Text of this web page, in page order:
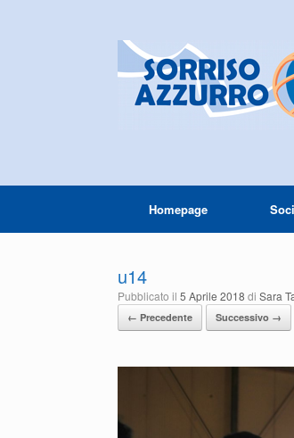
Homepage
u14
Pubblicato il 5 Aprile 2018 di Sara
← Precedente Successivo →